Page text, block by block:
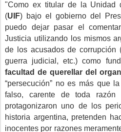
"Como ex titular de la Unidad
(UIF) bajo el gobierno del
puedo dejar pasar el
Justicia utilizando los mismos
de los acusados de corrupción
guerra judicial, etc.) como
facultad de querellar del
“persecución” no es más que
falso, carente de toda razón
protagonizaron uno de los
historia argentina, pretenden
inocentes por razones